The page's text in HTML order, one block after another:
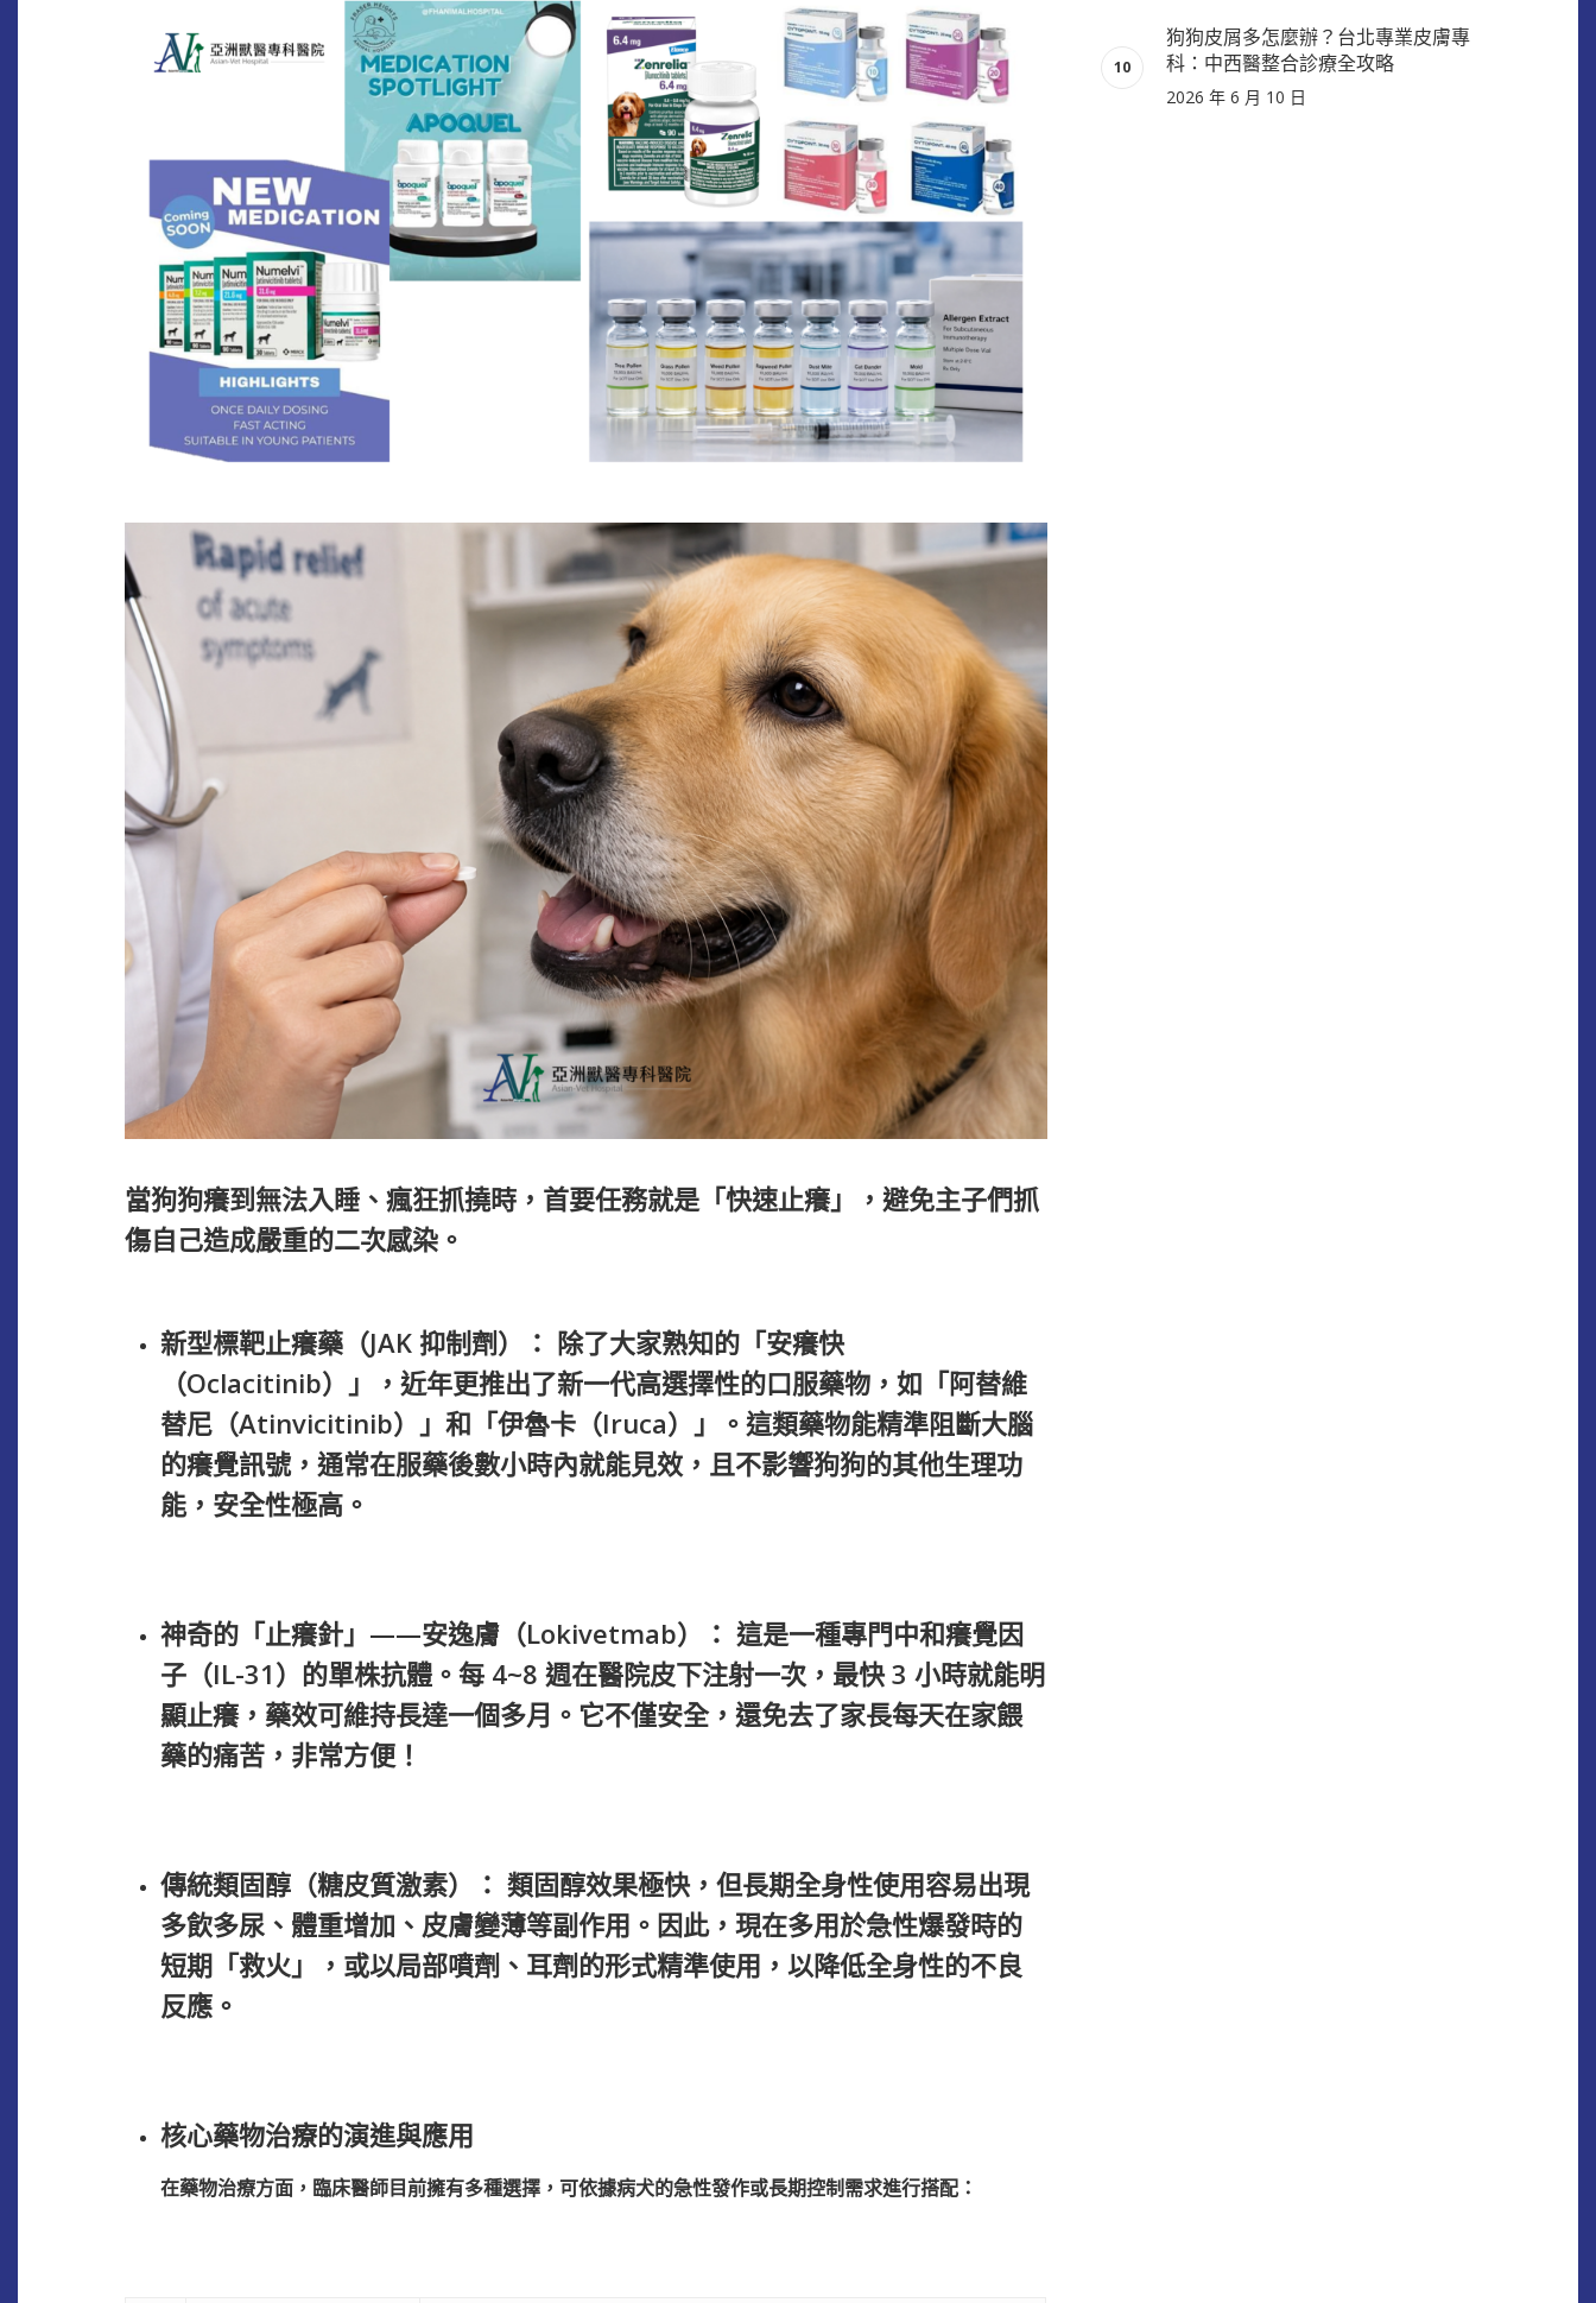
當狗狗癢到無法入睡、瘋狂抓撓時，首要任務就是「快速止癢」，避免主子們抓
傷自己造成嚴重的二次感染。
新型標靶止癢藥（JAK 抑制劑）： 除了大家熟知的「安癢快
（Oclacitinib）」，近年更推出了新一代高選擇性的口服藥物，如「阿替維
替尼（Atinvicitinib）」和「伊魯卡（Iruca）」。這類藥物能精準阻斷大腦
的癢覺訊號，通常在服藥後數小時內就能見效，且不影響狗狗的其他生理功
能，安全性極高。
神奇的「止癢針」——安逸膚（Lokivetmab）： 這是一種專門中和癢覺因
子（IL-31）的單株抗體。每 4~8 週在醫院皮下注射一次，最快 3 小時就能明
顯止癢，藥效可維持長達一個多月。它不僅安全，還免去了家長每天在家餵
藥的痛苦，非常方便！
傳統類固醇（糖皮質激素）： 類固醇效果極快，但長期全身性使用容易出現
多飲多尿、體重增加、皮膚變薄等副作用。因此，現在多用於急性爆發時的
短期「救火」，或以局部噴劑、耳劑的形式精準使用，以降低全身性的不良
反應。
核心藥物治療的演進與應用
在藥物治療方面，臨床醫師目前擁有多種選擇，可依據病犬的急性發作或長期控制需求進行搭配：
狗狗皮屑多怎麼辦？台北專業皮膚專
科：中西醫整合診療全攻略
2026 年 6 月 10 日